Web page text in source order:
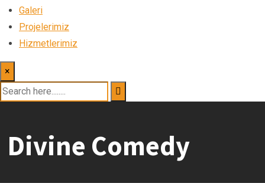
Galeri
Projelerimiz
Hizmetlerimiz
×
Divine Comedy